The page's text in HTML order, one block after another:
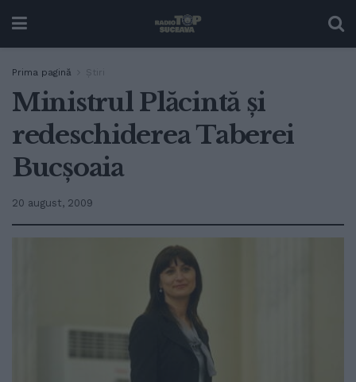
Prima pagină Ştiri
Ministrul Plăcintă şi
redeschiderea Taberei
Bucşoaia
20 august, 2009